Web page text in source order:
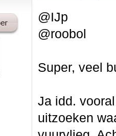
@IJp
@roobol
Super, veel
Ja idd.
uitzoeken